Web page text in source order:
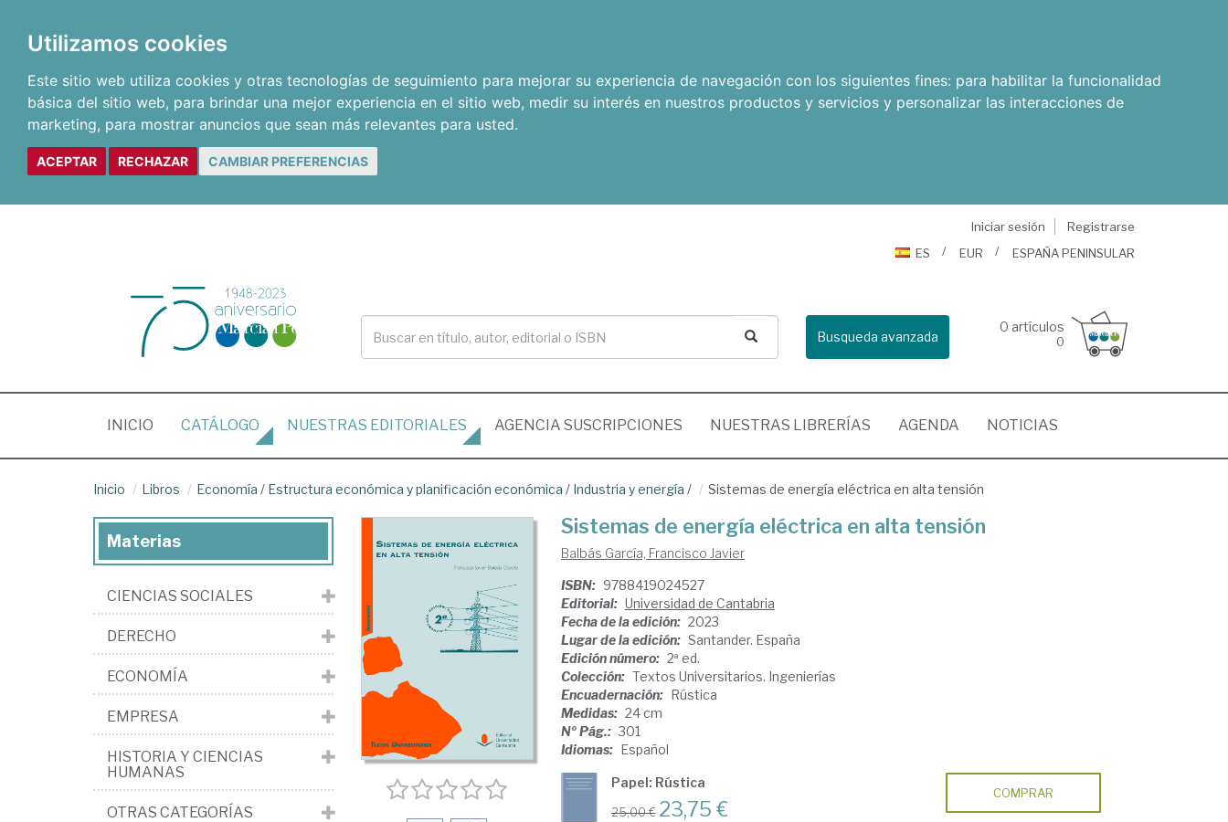
Utilizamos cookies
Este sitio web utiliza cookies y otras tecnologías de seguimiento para mejorar su experiencia de navegación con los siguientes fines: para habilitar la funcionalidad
básica del sitio web, para brindar una mejor experiencia en el sitio web, medir su interés en nuestros productos y servicios y personalizar las interacciones de
marketing, para mostrar anuncios que sean más relevantes para usted.
ACEPTAR RECHAZAR CAMBIAR PREFERENCIAS
Iniciar sesión
Registrarse
ES
EUR ESPAÑA PENINSULAR
Busqueda avanzada
0 artículos
0
INICIO (CURRENT)
CATÁLOGO NUESTRAS EDITORIALES AGENCIA SUSCRIPCIONES NUESTRAS LIBRERÍAS AGENDA NOTICIAS
Inicio Libros Economía / Estructura económica y planificación económica / Industria y energía / Sistemas de energía eléctrica en alta tensión
Sistemas de energía eléctrica en alta tensión
Balbás García, Francisco Javier
ISBN: 9788419024527
Editorial: Universidad de Cantabria
Fecha de la edición: 2023
Lugar de la edición: Santander. España
Edición número: 2ª ed.
Colección: Textos Universitarios. Ingenierías
Encuadernación: Rústica
Medidas: 24 cm
Nº Pág.: 301
Idiomas: Español
Papel: Rústica
25,00 € 23,75 €
COMPRAR
Materias
CIENCIAS SOCIALES
DERECHO
ECONOMÍA
EMPRESA
HISTORIA Y CIENCIAS
HUMANAS
OTRAS CATEGORÍAS